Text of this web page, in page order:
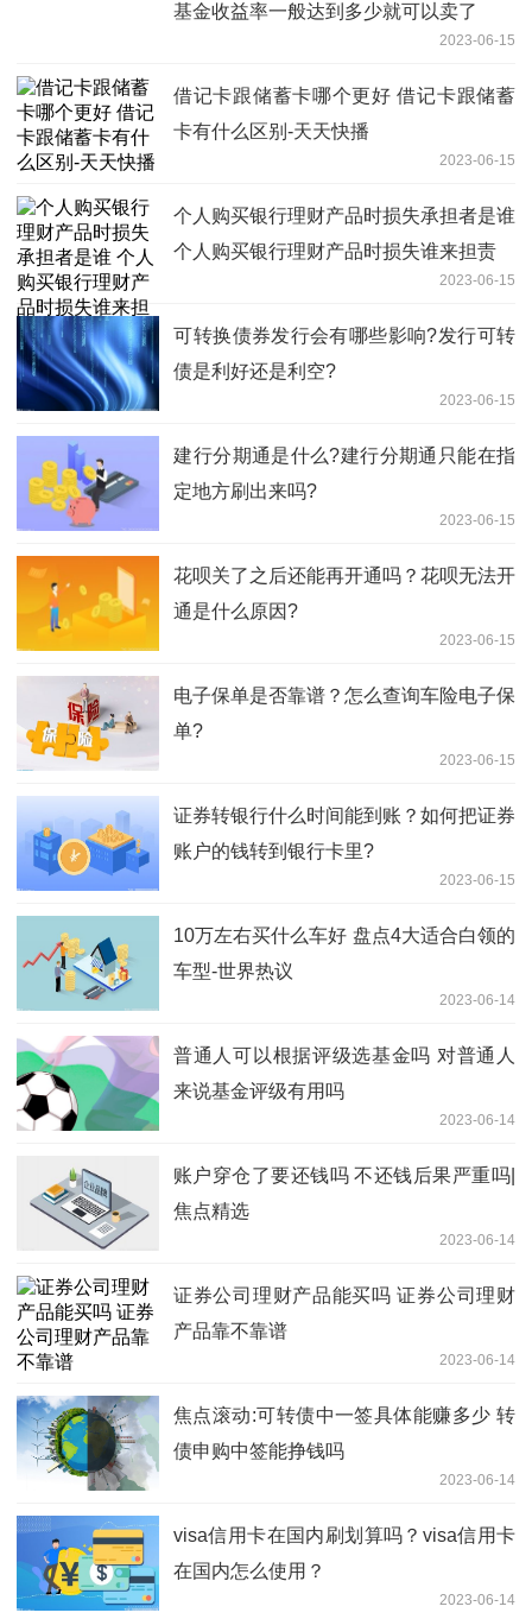
基金收益率一般达到多少就可以卖了
2023-06-15
借记卡跟储蓄卡哪个更好 借记卡跟储蓄
卡有什么区别-天天快播
2023-06-15
个人购买银行理财产品时损失承担者是谁
个人购买银行理财产品时损失谁来担责
2023-06-15
​可转换债券发行会有哪些影响?发行可转
债是利好还是利空?
2023-06-15
​建行分期通是什么?建行分期通只能在指
定地方刷出来吗?
2023-06-15
花呗关了之后还能再开通吗？花呗无法开
通是什么原因?
2023-06-15
电子保单是否靠谱？怎么查询车险电子保
单?
2023-06-15
证券转银行什么时间能到账？如何把证券
账户的钱转到银行卡里?
2023-06-15
10万左右买什么车好 盘点4大适合白领的
车型-世界热议
2023-06-14
普通人可以根据评级选基金吗 对普通人
来说基金评级有用吗
2023-06-14
账户穿仓了要还钱吗 不还钱后果严重吗|
焦点精选
2023-06-14
证券公司理财产品能买吗 证券公司理财
产品靠不靠谱
2023-06-14
焦点滚动:可转债中一签具体能赚多少 转
债申购中签能挣钱吗
2023-06-14
visa信用卡在国内刷划算吗？visa信用卡
在国内怎么使用？
2023-06-14